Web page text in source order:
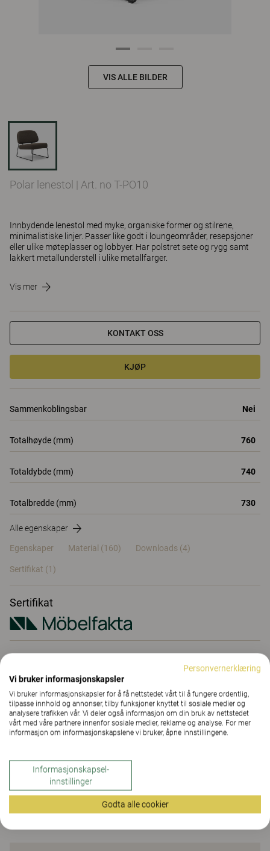
VIS ALLE BILDER
Polar lenestol | Art. no T-PO10
Innbydende lenestol med myke, organiske former og stilrene,
minimalistiske linjer. Passer like godt i loungeområder, resepsjoner
eller ulike møteplasser og lobbyer. Har polstret sete og rygg samt
lakkert metallunderstell i ulike metallfarger.
Vis mer
KONTAKT OSS
KJØP
Sammenkoblingsbar Nei
Totalhøyde (mm) 760
Totaldybde (mm) 740
Totalbredde (mm) 730
Alle egenskaper
Egenskaper Material (160) Downloads (4)
Sertifikat (1)
Sertifikat
Material(160)
Sertifikat (1)
Personvernerklæring
Vi bruker informasjonskapsler
Vi bruker informasjonskapsler for å få nettstedet vårt til å fungere ordentlig,
tilpasse innhold og annonser, tilby funksjoner knyttet til sosiale medier og
analysere trafikken vår. Vi deler også informasjon om din bruk av nettstedet
vårt med våre partnere innenfor sosiale medier, reklame og analyse. For mer
informasjon om informasjonskapslene vi bruker, åpne innstillingene.
Informasjonskapsel-
innstillinger
Godta alle cookier